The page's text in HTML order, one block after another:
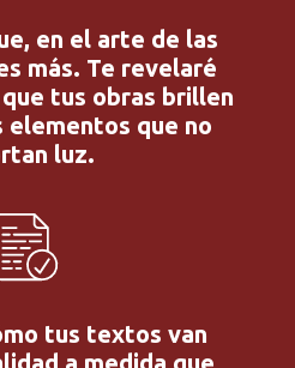
en el arte de las
más. Te revelaré
tus obras brillen
elementos que no
luz.
tus textos van